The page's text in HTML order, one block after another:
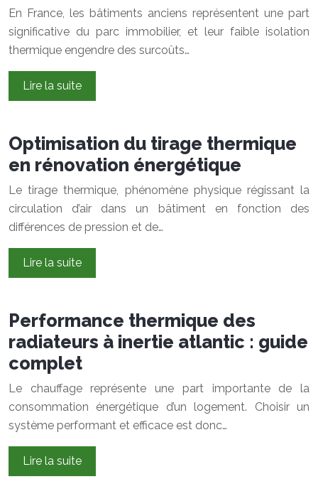
En France, les bâtiments anciens représentent une part
significative du parc immobilier, et leur faible isolation
thermique engendre des surcoûts…
Lire la suite
Optimisation du tirage thermique
en rénovation énergétique
Le tirage thermique, phénomène physique régissant la
circulation d’air dans un bâtiment en fonction des
différences de pression et de…
Lire la suite
Performance thermique des
radiateurs à inertie atlantic : guide
complet
Le chauffage représente une part importante de la
consommation énergétique d’un logement. Choisir un
système performant et efficace est donc…
Lire la suite